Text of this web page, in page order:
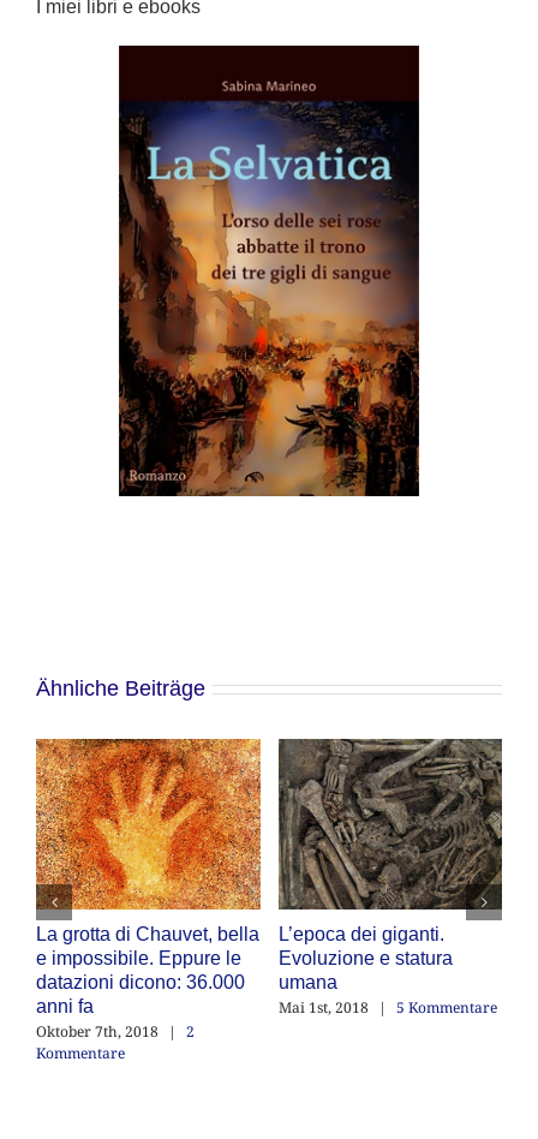
I miei libri e ebooks
Ähnliche Beiträge
La grotta di Chauvet, bella
e impossibile. Eppure le
datazioni dicono: 36.000
anni fa
Oktober 7th, 2018
|
2
Kommentare
L’epoca dei giganti.
Evoluzione e statura
umana
Mai 1st, 2018
| 5 Kommentare